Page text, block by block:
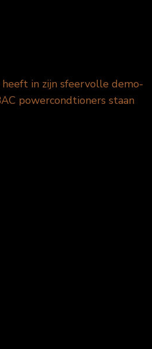
in zijn sfeervolle demo-
powercondtioners staan